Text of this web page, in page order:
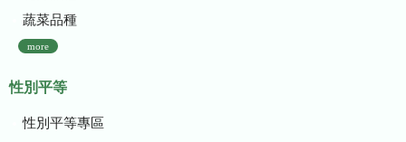
蔬菜品種
more
性別平等
性別平等專區